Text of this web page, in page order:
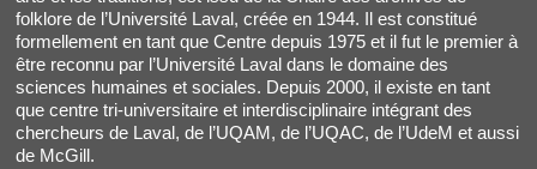
folklore de l’Université Laval, créée en 1944. Il est constitué
formellement en tant que Centre depuis 1975 et il fut le premier à
être reconnu par l’Université Laval dans le domaine des
sciences humaines et sociales. Depuis 2000, il existe en tant
que centre tri-universitaire et interdisciplinaire intégrant des
chercheurs de Laval, de l’UQAM, de l’UQAC, de l’UdeM et aussi
de McGill.